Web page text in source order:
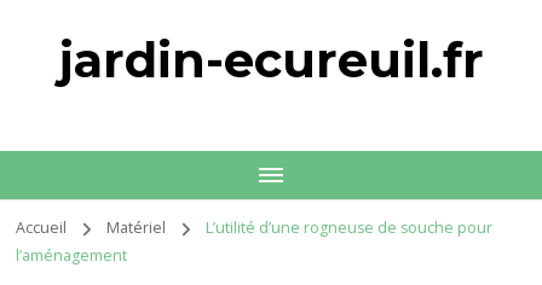
jardin-ecureuil.fr
Accueil Matériel
L’utilité d’une rogneuse de souche pour
l’aménagement